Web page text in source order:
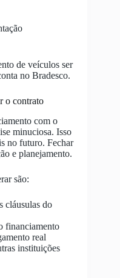
de veículos ser
no Bradesco.
o contrato
com o
minuciosa. Isso
no futuro. Fechar
e planejamento.
são:
cláusulas do
financiamento
real
instituições